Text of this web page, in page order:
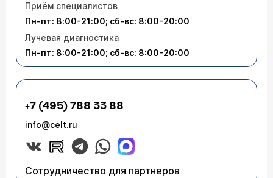
Приём специалистов
Пн-пт: 8:00-21:00; сб-вс: 8:00-20:00
Лучевая диагностика
Пн-пт: 8:00-21:00; сб-вс: 8:00-20:00
+7 (495) 788 33 88
info@celt.ru
Сотрудничество для партнеров